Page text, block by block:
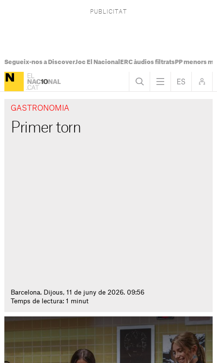
Segueix-nos a DiscoverJoc El Nacional ERC àudios filtratsPP menors
GASTRONOMIA
Primer torn
Barcelona. Dijous, 11 de juny de 2026. 09:56
Temps de lectura: 1 minut